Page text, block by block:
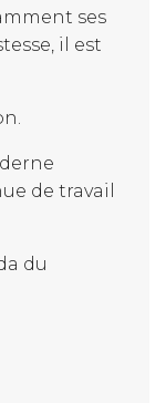
ses
il est
de travail
du